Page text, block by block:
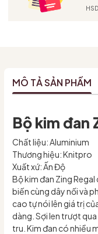
MÔ TẢ SẢN PHẨM
Bộ kim đan
Chất liệu: Aluminium
Thương hiệu: Knitpro
Xuất xứ: Ấn Độ
Bộ kim đan Zing
biến cùng dây nối và
cao tự nói lên giá trị
dàng. Sợi len trượt
tru. Kim đan có nhiều